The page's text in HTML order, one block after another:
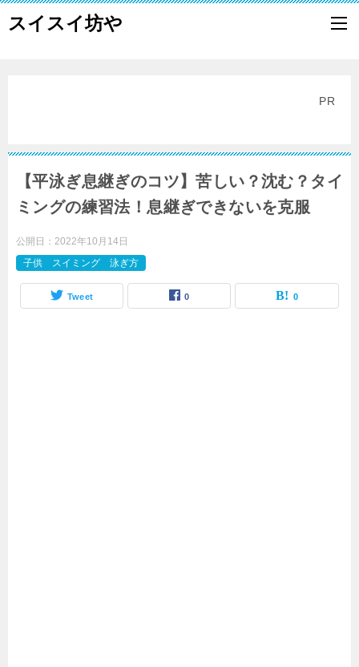
スイスイ坊や
PR
【平泳ぎ息継ぎのコツ】苦しい？沈む？タイ
ミングの練習法！息継ぎできないを克服
公開日： 2022年10月14日
子供 スイミング 泳ぎ方
Tweet 0 0